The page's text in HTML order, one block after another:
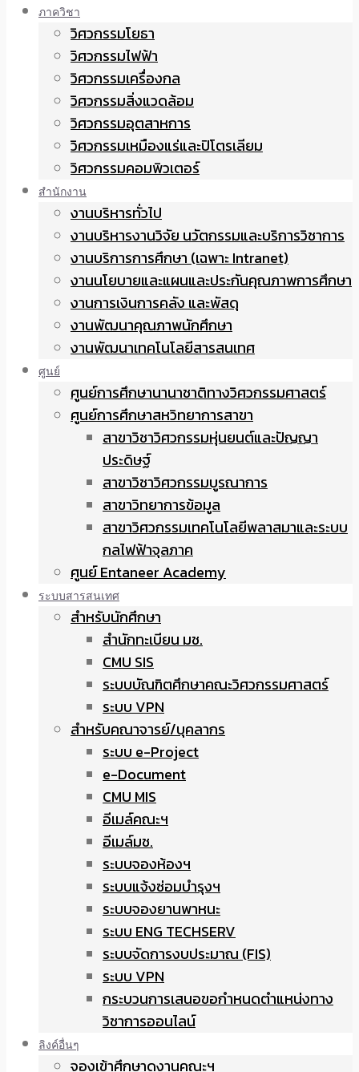
ภาควิชา
วิศวกรรมโยธา
วิศวกรรมไฟฟ้า
วิศวกรรมเครื่องกล
วิศวกรรมสิ่งแวดล้อม
วิศวกรรมอุตสาหการ
วิศวกรรมเหมืองแร่และปิโตรเลียม
วิศวกรรมคอมพิวเตอร์
สำนักงาน
งานบริหารทั่วไป
งานบริหารงานวิจัย นวัตกรรมและบริการวิชาการ
งานบริการการศึกษา (เฉพาะ Intranet)
งานนโยบายและแผนและประกันคุณภาพการศึกษา
งานการเงินการคลัง และพัสดุ
งานพัฒนาคุณภาพนักศึกษา
งานพัฒนาเทคโนโลยีสารสนเทศ
ศูนย์
ศูนย์การศึกษานานาชาติทางวิศวกรรมศาสตร์
ศูนย์การศึกษาสหวิทยาการสาขา
สาขาวิชาวิศวกรรมหุ่นยนต์และปัญญา
ประดิษฐ์
สาขาวิชาวิศวกรรมบูรณาการ
สาขาวิทยาการข้อมูล
สาขาวิศวกรรมเทคโนโลยีพลาสมาและระบบ
กลไฟฟ้าจุลภาค
ศูนย์ Entaneer Academy
ระบบสารสนเทศ
สำหรับนักศึกษา
สำนักทะเบียน มช.
CMU SIS
ระบบบัณฑิตศึกษาคณะวิศวกรรมศาสตร์
ระบบ VPN
สำหรับคณาจารย์/บุคลากร
ระบบ e-Project
e-Document
CMU MIS
อีเมล์คณะฯ
อีเมล์มช.
ระบบจองห้องฯ
ระบบแจ้งซ่อมบำรุงฯ
ระบบจองยานพาหนะ
ระบบ ENG TECHSERV
ระบบจัดการงบประมาณ (FIS)
ระบบ VPN
กระบวนการเสนอขอกำหนดตำแหน่งทาง
วิชาการออนไลน์
ลิงค์อื่นๆ
จองเข้าศึกษาดูงานคณะฯ